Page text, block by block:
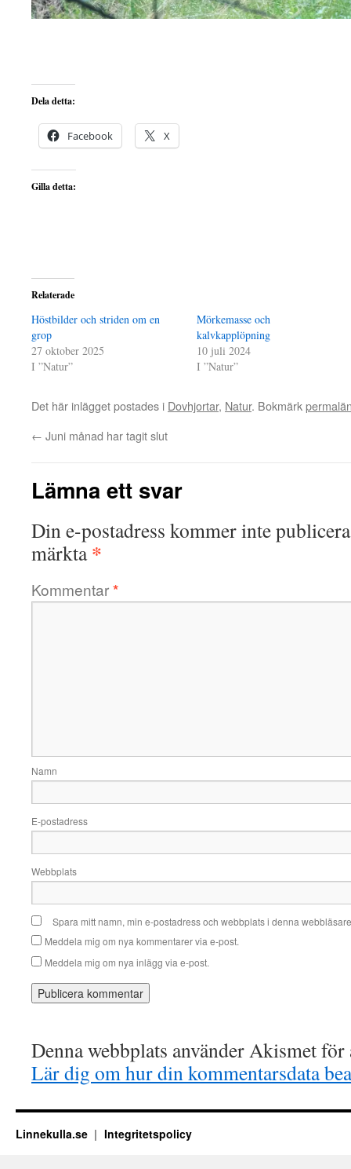
Dela detta:
Facebook X
Gilla detta:
Relaterade
Höstbilder och striden om en
grop
27 oktober 2025
I ”Natur”
Mörkemasse och
kalvkapplöpning
10 juli 2024
I ”Natur”
Det här inlägget postades i Dovhjortar, Natur. Bokmärk
← Juni månad har tagit slut
Lämna ett svar
Din e-postadress kommer inte
märkta*
Kommentar*
Namn
E-postadress
Webbplats
Spara mitt namn, min e-postadress och webbplats i denna
Meddela mig om nya kommentarer via e-post.
Meddela mig om nya inlägg via e-post.
Denna webbplats använder Akismet
Lär dig om hur din kommentarsdata
Linnekulla.se Integritetspolicy